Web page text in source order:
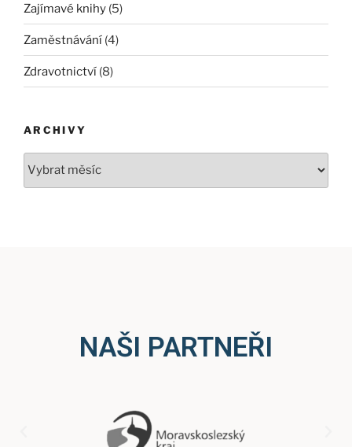
Zajímavé knihy (5)
Zaměstnávání (4)
Zdravotnictví (8)
ARCHIVY
NAŠI PARTNEŘI